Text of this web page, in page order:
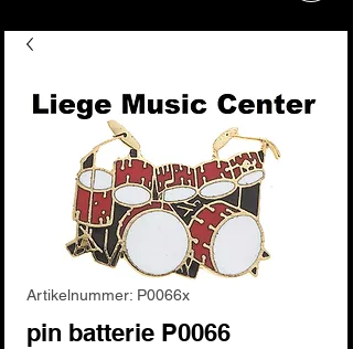
Artikelnummer: P0066x
pin batterie P0066